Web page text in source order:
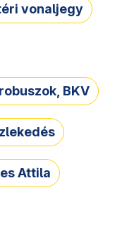
vonaljegy
BKV
Attila